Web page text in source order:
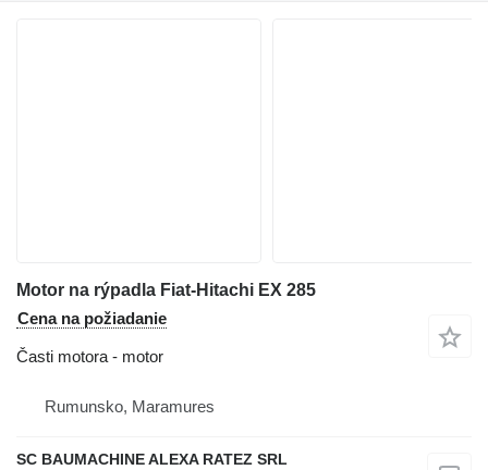
Motor na rýpadla Fiat-Hitachi EX 285
Cena na požiadanie
Časti motora - motor
Rumunsko, Maramures
SC BAUMACHINE ALEXA RATEZ SRL